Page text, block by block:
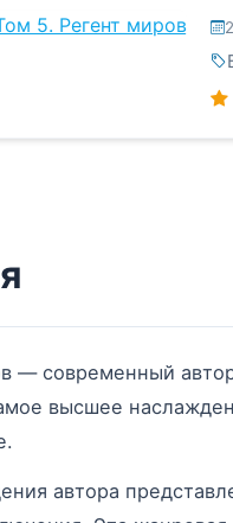
— современный
высшее
автора